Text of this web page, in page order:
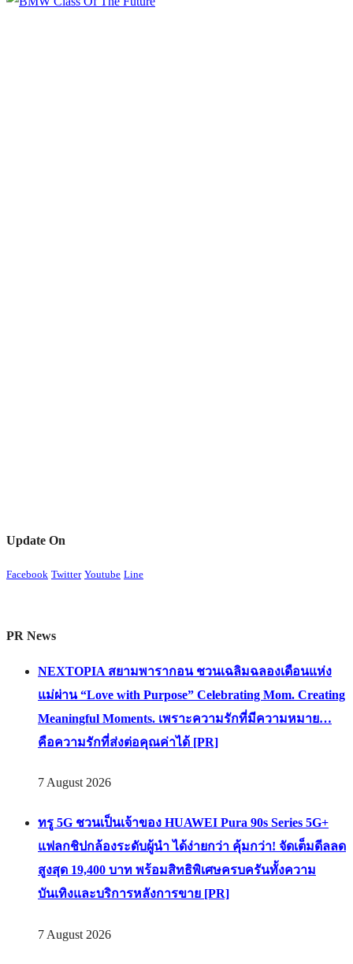
Update On
Facebook Twitter Youtube Line
PR News
NEXTOPIA สยามพารากอน ชวนเฉลิมฉลองเดือนแห่ง
แม่ผ่าน “Love with Purpose” Celebrating Mom. Creating
Meaningful Moments. เพราะความรักที่มีความหมาย…
คือความรักที่ส่งต่อคุณค่าได้ [PR]
7 August 2026
ทรู 5G ชวนเป็นเจ้าของ HUAWEI Pura 90s Series 5G+
แฟลกชิปกล้องระดับผู้นำ ได้ง่ายกว่า คุ้มกว่า! จัดเต็มดีลลด
สูงสุด 19,400 บาท พร้อมสิทธิพิเศษครบครันทั้งความ
บันเทิงและบริการหลังการขาย [PR]
7 August 2026